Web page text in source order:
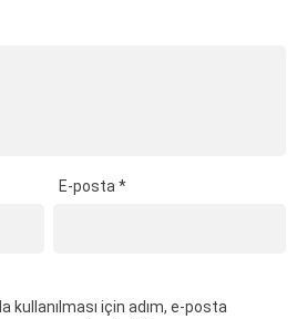
E-posta*
kullanılması için adım, e-posta